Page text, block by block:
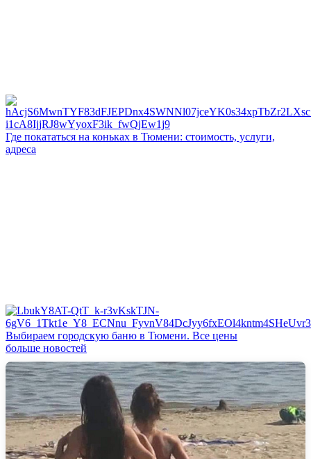
Где покататься на коньках в Тюмени: стоимость, услуги,
адреса
Выбираем городскую баню в Тюмени. Все цены
больше новостей